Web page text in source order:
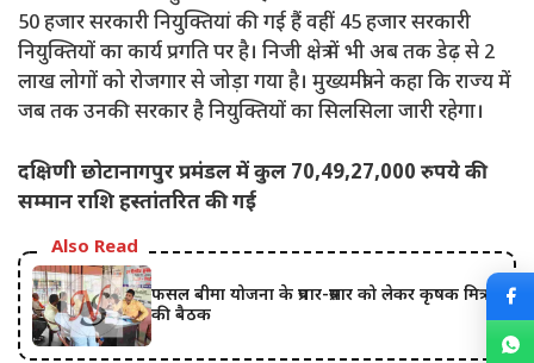
50 हजार सरकारी नियुक्तियां की गई हैं वहीं 45 हजार सरकारी
नियुक्तियों का कार्य प्रगति पर है। निजी क्षेत्र में भी अब तक डेढ़ से 2
लाख लोगों को रोजगार से जोड़ा गया है। मुख्यमंत्री ने कहा कि राज्य में
जब तक उनकी सरकार है नियुक्तियों का सिलसिला जारी रहेगा।
दक्षिणी छोटानागपुर प्रमंडल में कुल 70,49,27,000 रुपये की
सम्मान राशि हस्तांतरित की गई
Also Read
फसल बीमा योजना के प्रचार-प्रसार को लेकर कृषक मित्रों
की बैठक